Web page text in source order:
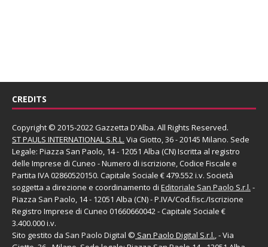
CREDITS
Copyright © 2015-2022 Gazzetta D'Alba. All Rights Reserved.
ST PAULS INTERNATIONAL S.R.L. Via Giotto, 36 - 20145 Milano. Sede
Legale: Piazza San Paolo, 14 - 12051 Alba (CN) Iscritta al registro
delle Imprese di Cuneo - Numero di iscrizione, Codice Fiscale e
Partita IVA 02860520150. Capitale Sociale € 479.552 i.v. Società
soggetta a direzione e coordinamento di Editoriale San Paolo S.r.l. -
Piazza San Paolo, 14 - 12051 Alba (CN) - P.IVA/Cod.fisc./Iscrizione
Registro Imprese di Cuneo 01660660042 - Capitale Sociale €
3.400.000 i.v.
Sito gestito da San Paolo Digital © San Paolo Digital S.r.l., - Via